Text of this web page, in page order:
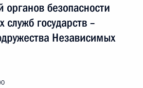
органов безопасности
служб государств –
Независимых